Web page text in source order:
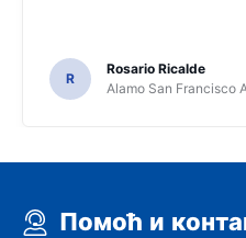
R
Rosario Ricalde
Alamo San Francisco
Помоћ и